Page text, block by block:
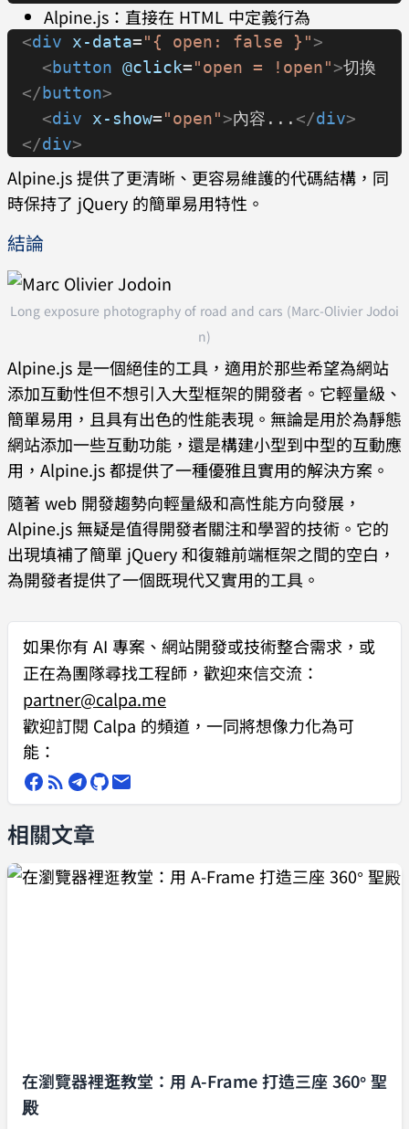
Alpine.js：直接在 HTML 中定義行為
<div x-data="{ open: false }">
  <
button @click="open = !open">切換
</button>
  <
div x-show="open">內容... </div>
</div>
Alpine.js 提供了更清晰、更容易維護的代碼結構，同
時保持了 jQuery 的簡單易用特性。
結論
Long exposure photography of road and cars (Marc-Olivier Jodoi
n)
Alpine.js 是一個絕佳的工具，適用於那些希望為網站
添加互動性但不想引入大型框架的開發者。它輕量級、
簡單易用，且具有出色的性能表現。無論是用於為靜態
網站添加一些互動功能，還是構建小型到中型的互動應
用，Alpine.js 都提供了一種優雅且實用的解決方案。
隨著 web 開發趨勢向輕量級和高性能方向發展，
Alpine.js 無疑是值得開發者關注和學習的技術。它的
出現填補了簡單 jQuery 和復雜前端框架之間的空白，
為開發者提供了一個既現代又實用的工具。
如果你有 AI 專案、網站開發或技術整合需求 ，或
正在為團隊尋找工程師，歡迎來信交流：
partner@calpa.me
歡迎訂閱 Calpa 的頻道，一同將想像力化為可
能：
相關文章
在瀏覽器裡逛教堂：用 A-Frame 打造三座 360° 聖
殿